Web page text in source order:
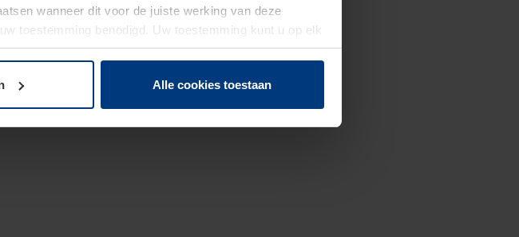
wanneer dit voor de juiste werking van deze
toestemming benodigd. Uw toestemming kunt u op elk
op onze website wijzigen of herroepen.
Alle cookies toestaan